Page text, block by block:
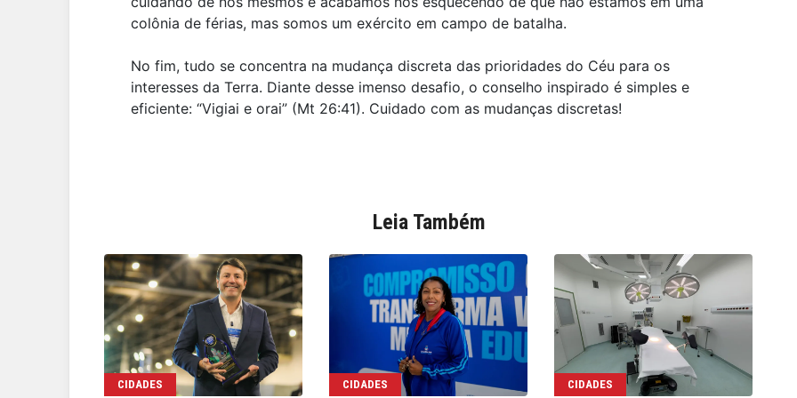
colônia de férias, mas somos um exército em campo de batalha.
No fim, tudo se concentra na mudança discreta das prioridades do Céu para os
interesses da Terra. Diante desse imenso desafio, o conselho inspirado é simples e
eficiente: “Vigiai e orai” (Mt 26:41). Cuidado com as mudanças discretas!
Leia Também
CIDADES CIDADES CIDADES